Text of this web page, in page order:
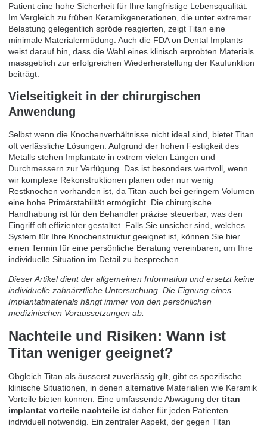
Patient eine hohe Sicherheit für Ihre langfristige Lebensqualität.
Im Vergleich zu frühen Keramikgenerationen, die unter extremer
Belastung gelegentlich spröde reagierten, zeigt Titan eine
minimale Materialermüdung. Auch die FDA on Dental Implants
weist darauf hin, dass die Wahl eines klinisch erprobten Materials
massgeblich zur erfolgreichen Wiederherstellung der Kaufunktion
beiträgt.
Vielseitigkeit in der chirurgischen
Anwendung
Selbst wenn die Knochenverhältnisse nicht ideal sind, bietet Titan
oft verlässliche Lösungen. Aufgrund der hohen Festigkeit des
Metalls stehen Implantate in extrem vielen Längen und
Durchmessern zur Verfügung. Das ist besonders wertvoll, wenn
wir komplexe Rekonstruktionen planen oder nur wenig
Restknochen vorhanden ist, da Titan auch bei geringem Volumen
eine hohe Primärstabilität ermöglicht. Die chirurgische
Handhabung ist für den Behandler präzise steuerbar, was den
Eingriff oft effizienter gestaltet. Falls Sie unsicher sind, welches
System für Ihre Knochenstruktur geeignet ist, können Sie hier
einen Termin für eine persönliche Beratung vereinbaren , um Ihre
individuelle Situation im Detail zu besprechen.
Dieser Artikel dient der allgemeinen Information und ersetzt keine
individuelle zahnärztliche Untersuchung. Die Eignung eines
Implantatmaterials hängt immer von den persönlichen
medizinischen Voraussetzungen ab.
Nachteile und Risiken: Wann ist
Titan weniger geeignet?
Obgleich Titan als äusserst zuverlässig gilt, gibt es spezifische
klinische Situationen, in denen alternative Materialien wie Keramik
Vorteile bieten können. Eine umfassende Abwägung der titan
implantat vorteile nachteile ist daher für jeden Patienten
individuell notwendig. Ein zentraler Aspekt, der gegen Titan